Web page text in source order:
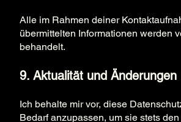
Alle im Rahmen deiner
übermittelten Informationen werden
behandelt.
9. Aktualität und Änderungen
Ich behalte mir vor, diese
Bedarf anzupassen, um sie stets